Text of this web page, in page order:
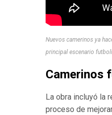
Nuevos camerinos ya
principal escenario
Camerinos
La obra incluyó la
proceso de